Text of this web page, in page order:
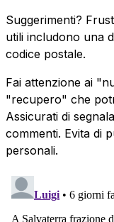
Suggerimenti?
utili includono una
codice postale.
Fai attenzione ai
"recupero" che
Assicurati di
commenti. Evita di
personali.